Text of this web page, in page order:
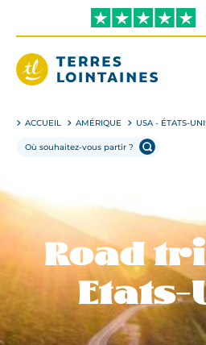
directement
contenu
ACCUEIL AMÉRIQUE USA - ÉTATS-
Road
Etats-